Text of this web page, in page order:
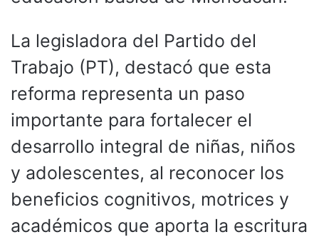
La legisladora del Partido del
Trabajo (PT), destacó que esta
reforma representa un paso
importante para fortalecer el
desarrollo integral de niñas, niños
y adolescentes, al reconocer los
beneficios cognitivos, motrices y
académicos que aporta la escritura